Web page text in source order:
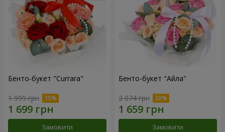
Бенто-букет "Currara"
1 999 грн
Замовити
Бенто-букет "Айла"
2 074 грн
Замовити